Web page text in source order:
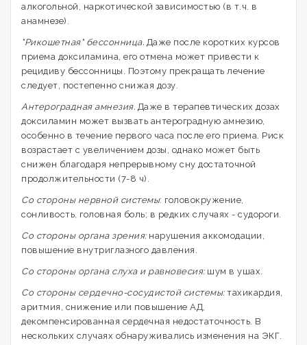
алкогольной, наркотической зависимостью (в т.ч. в
анамнезе).
"Рикошетная" бессонница. Даже после коротких курсов
приема доксиламина, его отмена может привести к
рецидиву бессонницы. Поэтому прекращать лечение
следует, постепенно снижая дозу.
Антероградная амнезия. Даже в терапевтических дозах
доксиламин может вызвать антероградную амнезию,
особенно в течение первого часа после его приема. Риск
возрастает с увеличением дозы, однако может быть
снижен благодаря непрерывному сну достаточной
продолжительности (7-8 ч).
Со стороны нервной системы: головокружение,
сонливость, головная боль; в редких случаях - судороги.
Со стороны органа зрения:нарушения аккомодации,
повышение внутриглазного давления.
Со стороны органа слуха и равновесия:шум в ушах.
Со стороны сердечно-сосудистой системы:тахикардия,
аритмия, снижение или повышение АД,
декомпенсированная сердечная недостаточность. В
нескольких случаях обнаруживались изменения на ЭКГ.